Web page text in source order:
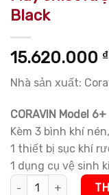
Black
15.620.000 ₫
Nhà sản xuất:
CORAVIN Model
Kèm 3 bình khí
1 thiết bị sục khí
1 dụng cụ vệ sinh
Máy chiết rượu